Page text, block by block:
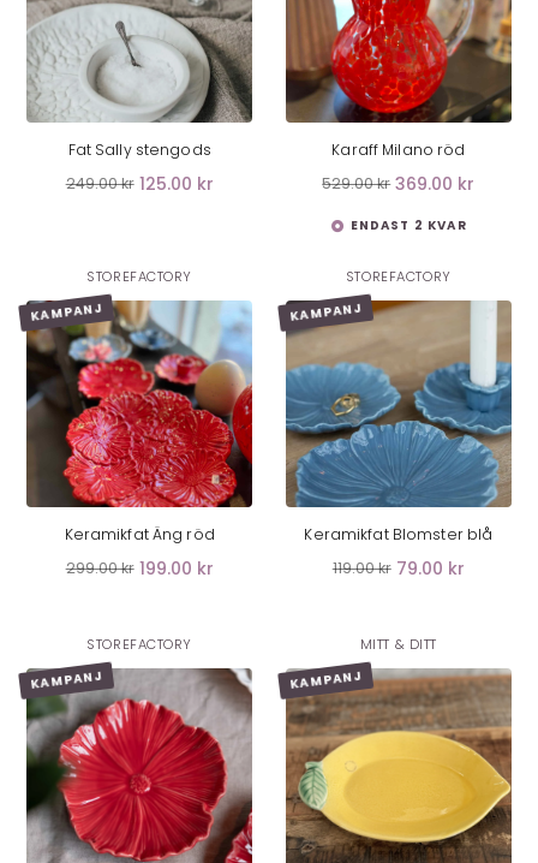
LÄGG I VARUKORG
Fat Sally stengods
249.00 kr 125.00 kr
LÄGG I VARUKORG
Karaff Milano röd
529.00 kr 369.00 kr
ENDAST 2 KVAR
STOREFACTORY
KAMPANJ
LÄGG I VARUKORG
Keramikfat Äng röd
299.00 kr 199.00 kr
STOREFACTORY
KAMPANJ
LÄGG I VARUKORG
Keramikfat Blomster blå
119.00 kr 79.00 kr
STOREFACTORY
KAMPANJ
MITT & DITT
KAMPANJ